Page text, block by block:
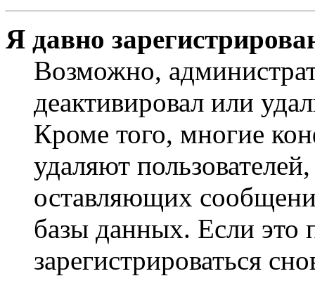
Я давно
Возможно,
деактивировал или
Кроме того, многие
удаляют
оставляющих
базы данных. Если это
зарегистрироваться